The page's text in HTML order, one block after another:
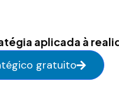
aplicada à
gratuito